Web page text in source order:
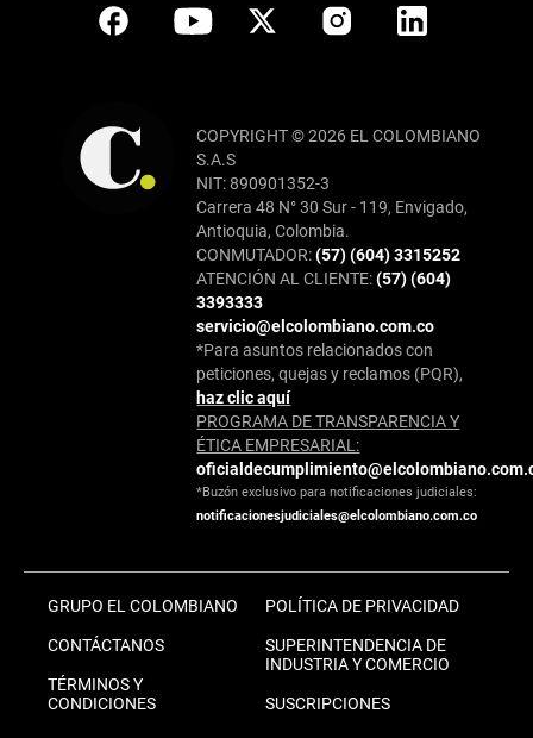
COPYRIGHT © 2026 EL COLOMBIANO
S.A.S
NIT: 890901352-3
Carrera 48 N° 30 Sur - 119, Envigado,
Antioquia, Colombia.
CONMUTADOR:(57) (604) 3315252
ATENCIÓN AL CLIENTE:(57) (604)
3393333
servicio@elcolombiano.com.co
*Para asuntos relacionados con
peticiones, quejas y reclamos (PQR),
haz clic aquí
PROGRAMA DE TRANSPARENCIA Y
ÉTICA EMPRESARIAL:
*Buzón exclusivo para notificaciones judiciales:
notificacionesjudiciales@elcolombiano.com.co
GRUPO EL COLOMBIANO
CONTÁCTANOS
TÉRMINOS Y
CONDICIONES
POLÍTICA DE PRIVACIDAD
SUPERINTENDENCIA DE
INDUSTRIA Y COMERCIO
SUSCRIPCIONES